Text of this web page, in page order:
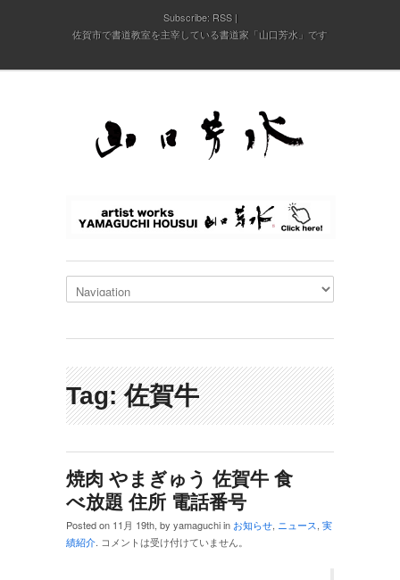
Subscribe: RSS
佐賀市で書道教室を主宰している書道家「山口芳水」です
Tag: 佐賀牛
焼肉 やまぎゅう 佐賀牛 食
べ放題 住所 電話番号
Posted on 11月 19th, by yamaguchi in お知らせ, ニュース, 実
績紹介. コメントは受け付けていません。